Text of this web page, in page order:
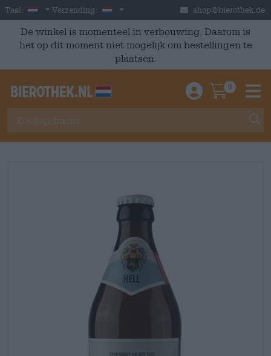
Skip to main content
Taal: Dutch
Verzending: Nederland shop@bierothek.de
De winkel is momenteel in verbouwing. Daarom is
het op dit moment niet mogelijk om bestellingen te
plaatsen.
Einloggen /
0